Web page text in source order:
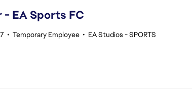
EA Sports FC
• Temporary Employee • EA Studios - SPORTS